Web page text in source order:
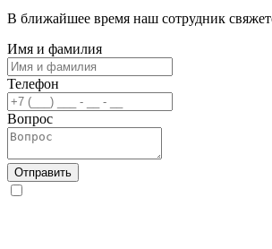
В ближайшее время наш сотрудник
Имя и фамилия
Телефон
Вопрос
Отправить